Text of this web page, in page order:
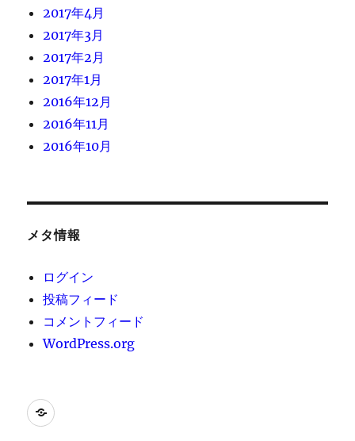
2017年4月
2017年3月
2017年2月
2017年1月
2016年12月
2016年11月
2016年10月
メタ情報
ログイン
投稿フィード
コメントフィード
WordPress.org
[instagram-